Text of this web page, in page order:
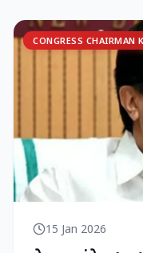
CONGRESS CHAIRMAN
15 Jan 2026